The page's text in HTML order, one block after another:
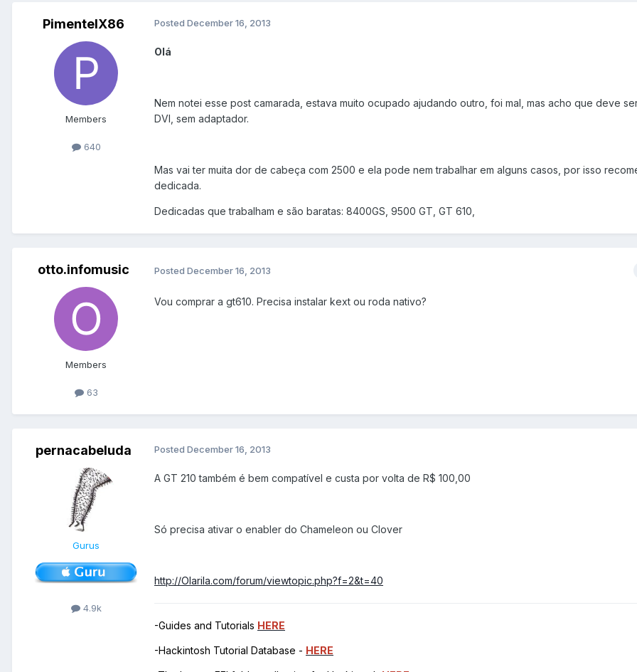
PimentelX86
Members
640
Posted December 16, 2013
Olá
Nem notei esse post camarada, estava muito ocupado ajudando outro, foi mal, mas acho que deve
DVI, sem adaptador.
Mas vai ter muita dor de cabeça com 2500 e ela pode nem trabalhar em alguns casos, por isso
dedicada.
Dedicadas que trabalham e são baratas: 8400GS, 9500 GT, GT 610,
otto.infomusic
Members
63
Posted December 16, 2013
Vou comprar a gt610. Precisa instalar kext ou roda nativo?
pernacabeluda
Gurus
4.9k
Posted December 16, 2013
A GT 210 também é bem compatível e custa por volta de R$ 100,00
Só precisa ativar o enabler do Chameleon ou Clover
http://Olarila.com/forum/viewtopic.php?f=2&t=40
-Guides and Tutorials HERE
-Hackintosh Tutorial Database - HERE